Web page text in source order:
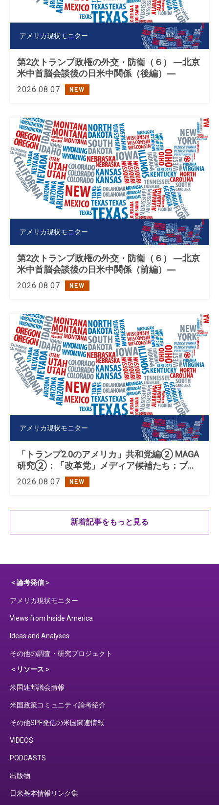
2026.08.07 NEW
第2次トランプ政権の外交・防衛（６） ―北京
米中首脳会談後の日米中関係（後編）―
アメリカ現状モニター
2026.08.07 NEW
第2次トランプ政権の外交・防衛（６） ―北京
米中首脳会談後の日米中関係（前編）―
アメリカ現状モニター
2026.08.07 NEW
「トランプ2.0のアメリカ」共和党編② MAGA
研究②：「改革党」メディア候補たち：ブキ
ャナン、ペロー、トランプ
アメリカ現状モニター
新着記事をもっと見る
＜論考発信＞
アメリカ現状モニター
Views from Inside America
Ideas and Analyses
その他の調査・研究プロジェクト
＜リソース＞
米国連邦議会情報
米国政策コミュニティ論考紹介
その他SPF発信の米国関連情報
VIDEOS
PODCASTS
出版物
日米基本情報リンク集